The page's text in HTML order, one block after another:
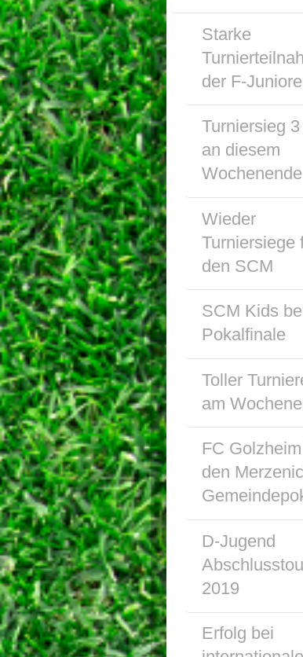
Starke
der F-
Turniersieg
an diesem
Wochenende
Wieder
Turniersiege
den SCM
SCM Kids
Pokalfinale
Toller
am
FC
den
D-Jugend
2019
Erfolg bei